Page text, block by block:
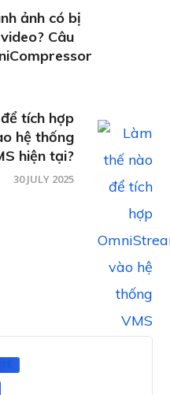
ảnh có bị
Câu
tích hợp
hệ thống
hiện tại?
30 JULY 2025